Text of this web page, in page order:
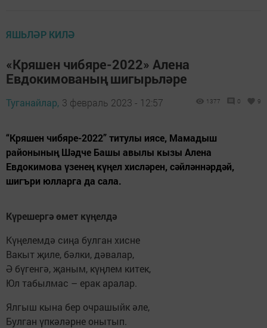
ЯШЬЛӘР КИЛӘ
«Кряшен чибяре-2022» Алена
Евдокимованың шигырьләре
Туганайлар, 3 февраль 2023 - 12:57 1377 0 9
“Кряшен чибяре-2022” титулы иясе, Мамадыш
районының Шәдче Башы авылы кызы Алена
Евдокимова үзенең күңел хисләрен, сәйләннәрдәй,
шигъри юлларга да сала.
Күрешергә өмет күңелдә
Күңелемдә сиңа булган хисне
Вакыт җиле, бәлки, дәвалар,
Ә бүгенгә, җаным, күңлем китек,
Юл табылмас – ерак аралар.
Ялгыш кына бер очрашыйк әле,
Булган үпкәләрне онытып.